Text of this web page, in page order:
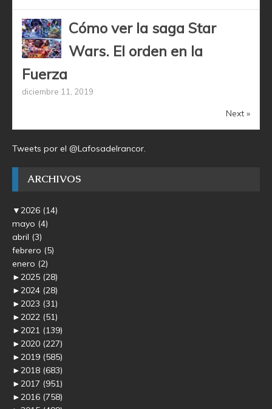
Cómo ver la saga Star
Wars. El orden en la
Fuerza
diciembre 11, 2019
Next »
Tweets por el @Lafosadelrancor.
ARCHIVOS
▼2026 (14)
mayo (4)
abril (3)
febrero (5)
enero (2)
►2025 (28)
►2024 (28)
►2023 (31)
►2022 (51)
►2021 (139)
►2020 (227)
►2019 (585)
►2018 (683)
►2017 (951)
►2016 (758)